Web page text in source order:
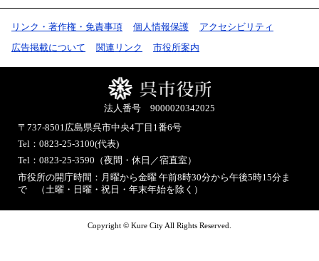
リンク・著作権・免責事項 個人情報保護 アクセシビリティ
広告掲載について 関連リンク 市役所案内
法人番号 9000020342025
〒737-8501広島県呉市中央4丁目1番6号
Tel：0823-25-3100(代表)
Tel：0823-25-3590（夜間・休日／宿直室）
市役所の開庁時間：月曜から金曜 午前8時30分から午後5時15分ま
で （土曜・日曜・祝日・年末年始を除く）
Copyright © Kure City All Rights Reserved.